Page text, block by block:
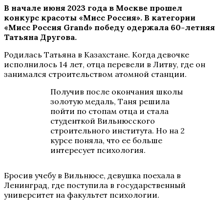
В начале июня 2023 года в Москве прошел
конкурс красоты «Мисс Россия». В категории
«Мисс Россия Grand» победу одержала 60-летняя
Татьяна Другова.
Родилась Татьяна в Казахстане. Когда девочке
исполнилось 14 лет, отца перевели в Литву, где он
занимался строительством атомной станции.
Получив после окончания школы
золотую медаль, Таня решила
пойти по стопам отца и стала
студенткой Вильнюсского
строительного института. Но на 2
курсе поняла, что ее больше
интересует психология.
Бросив учебу в Вильнюсе, девушка поехала в
Ленинград, где поступила в государственный
университет на факультет психологии.